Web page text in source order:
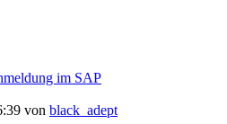
im SAP
von black_adept